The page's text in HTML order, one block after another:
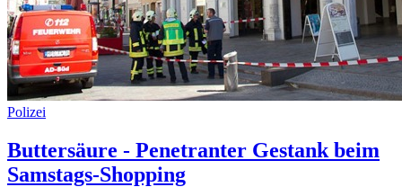
Polizei
Buttersäure - Penetranter Gestank beim
Samstags-Shopping